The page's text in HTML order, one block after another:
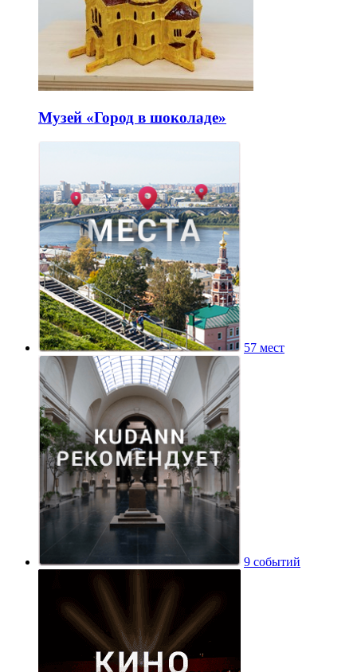
Музей «Город в шоколаде»
57 мест
9 событий